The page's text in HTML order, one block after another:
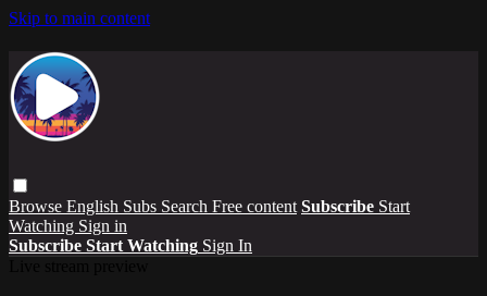
Skip to main content
Browse English Subs Search Free content Subscribe Start
Watching Sign in
Subscribe Start Watching Sign In